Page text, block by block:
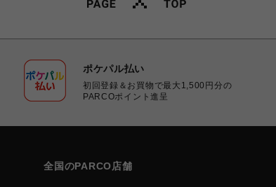
ポケパル払い
初回登録＆お買物で最大1,500円分の
PARCOポイント進呈
全国のPARCO店舗